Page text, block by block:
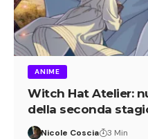
ANIME
Witch Hat Atelier:
della seconda
Nicole Coscia 3 Min